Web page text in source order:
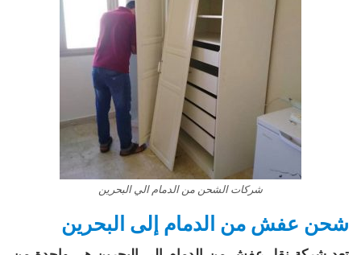
شركات الشحن من الدمام الي البحرين
شحن عفش من الدمام إلى البحرين